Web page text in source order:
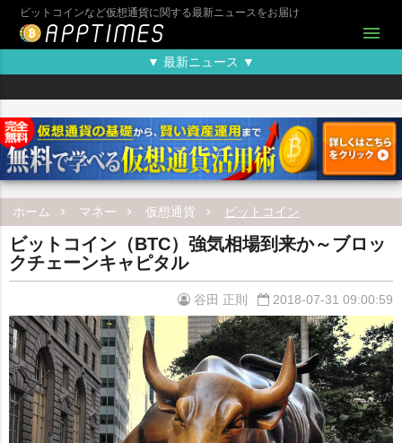
ビットコインなど仮想通貨に関する最新ニュースをお届け
menu
▼ 最新ニュース ▼
ホーム マネー 仮想通貨 ビットコイン
ビットコイン（BTC）強気相場到来か～ブロッ
クチェーンキャピタル
谷田 正則 2018-07-31 09:00:59